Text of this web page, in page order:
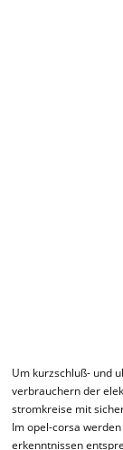
Um kurzschluß- und
verbrauchern der
stromkreise mit
Im opel-corsa
erkenntnissen